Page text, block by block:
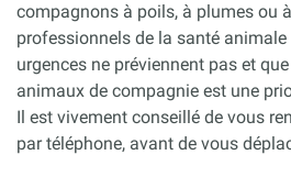
compagnons à poils, à plumes ou
professionnels de la santé
urgences ne préviennent pas et
animaux de compagnie est une
Il est vivement conseillé de vous
par téléphone, avant de vous